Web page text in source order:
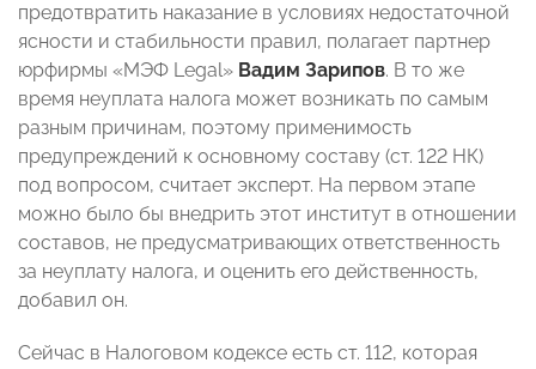
предотвратить наказание в условиях недостаточной
ясности и стабильности правил, полагает партнер
юрфирмы «МЭФ Legal» Вадим Зарипов. В то же
время неуплата налога может возникать по самым
разным причинам, поэтому применимость
предупреждений к основному составу (ст. 122 НК)
под вопросом, считает эксперт. На первом этапе
можно было бы внедрить этот институт в отношении
составов, не предусматривающих ответственность
за неуплату налога, и оценить его действенность,
добавил он.
Сейчас в Налоговом кодексе есть ст. 112, которая